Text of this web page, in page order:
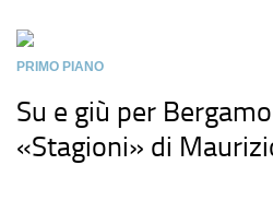
PRIMO PIANO
Su e giù per
«Stagioni» di